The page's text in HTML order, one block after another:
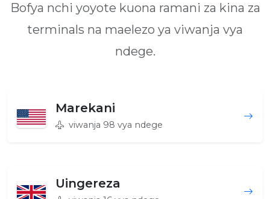
Bofya nchi yoyote kuona ramani za kina za
terminals na maelezo ya viwanja vya
ndege.
Marekani
viwanja 98 vya ndege
Uingereza